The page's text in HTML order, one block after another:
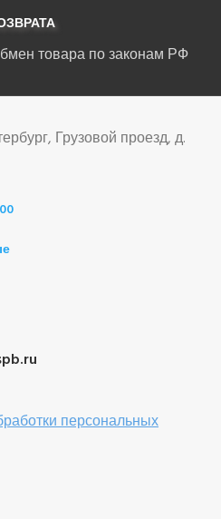
товара по законам РФ
Грузовой проезд, д.
персональных